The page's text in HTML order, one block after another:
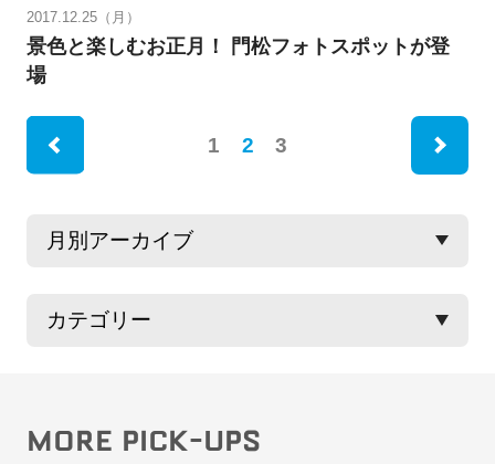
2017.12.25（月）
景色と楽しむお正月！ 門松フォトスポットが登
場
1 2 3
MORE PICK-UPS